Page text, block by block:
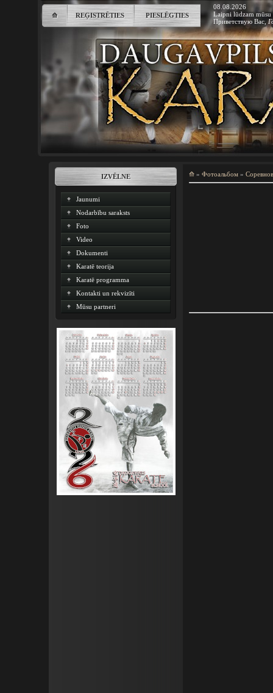
⟰ REĢISTRĒTIES PIESLĒGTIES
08.08.2026
Laipni lūdzam mūsu
Приветствую Вас ,
IZVĒLNE
Jaunumi
Nodarbību saraksts
Foto
Video
Dokumenti
Karatē teorija
Karatē programma
Kontakti un rekvizīti
Mūsu partneri
⟰ » Фотоальбом »